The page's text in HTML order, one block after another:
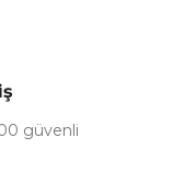
güvenli